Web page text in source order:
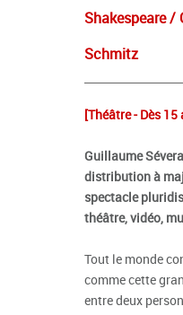
Shakespeare /
Schmitz
[Théâtre - Dès 15
Guillaume
distribution à
spectacle
théâtre, vidéo,
Tout le monde
comme cette
entre deux